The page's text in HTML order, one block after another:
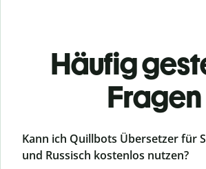
Häufig
Fragen
Kann ich Quillbots Übersetzer für
und Russisch kostenlos nutzen?